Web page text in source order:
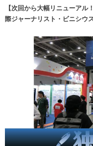
【次回から大幅リニューア
際ジャーナリスト・ビニシウ